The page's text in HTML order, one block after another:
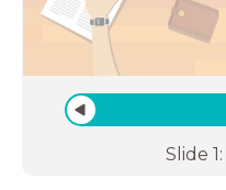
Slide 1: